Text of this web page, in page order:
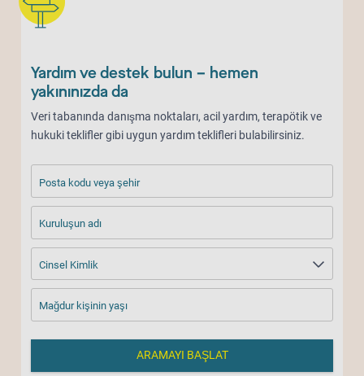
Yardım ve destek bulun – hemen
yakınınızda da
Veri tabanında danışma noktaları, acil yardım, terapötik ve
hukuki teklifler gibi uygun yardım teklifleri bulabilirsiniz.
Posta kodu veya şehir
Kuruluşun adı
Cinsel Kimlik
Mağdur kişinin yaşı